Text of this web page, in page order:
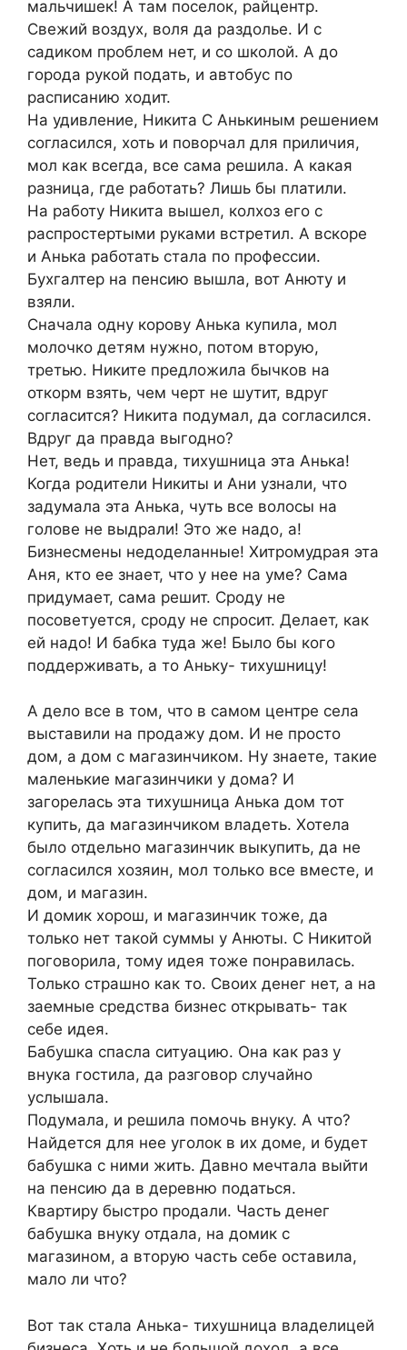
мальчишек! А там поселок, райцентр.
Свежий воздух, воля да раздолье. И с
садиком проблем нет, и со школой. А до
города рукой подать, и автобус по
расписанию ходит.
На удивление, Никита С Анькиным решением
согласился, хоть и поворчал для приличия,
мол как всегда, все сама решила. А какая
разница, где работать? Лишь бы платили.
На работу Никита вышел, колхоз его с
распростертыми руками встретил. А вскоре
и Анька работать стала по профессии.
Бухгалтер на пенсию вышла, вот Анюту и
взяли.
Сначала одну корову Анька купила, мол
молочко детям нужно, потом вторую,
третью. Никите предложила бычков на
откорм взять, чем черт не шутит, вдруг
согласится? Никита подумал, да согласился.
Вдруг да правда выгодно?
Нет, ведь и правда, тихушница эта Анька!
Когда родители Никиты и Ани узнали, что
задумала эта Анька, чуть все волосы на
голове не выдрали! Это же надо, а!
Бизнесмены недоделанные! Хитромудрая эта
Аня, кто ее знает, что у нее на уме? Сама
придумает, сама решит. Сроду не
посоветуется, сроду не спросит. Делает, как
ей надо! И бабка туда же! Было бы кого
поддерживать, а то Аньку- тихушницу!
А дело все в том, что в самом центре села
выставили на продажу дом. И не просто
дом, а дом с магазинчиком. Ну знаете, такие
маленькие магазинчики у дома? И
загорелась эта тихушница Анька дом тот
купить, да магазинчиком владеть. Хотела
было отдельно магазинчик выкупить, да не
согласился хозяин, мол только все вместе, и
дом, и магазин.
И домик хорош, и магазинчик тоже, да
только нет такой суммы у Анюты. С Никитой
поговорила, тому идея тоже понравилась.
Только страшно как то. Своих денег нет, а на
заемные средства бизнес открывать- так
себе идея.
Бабушка спасла ситуацию. Она как раз у
внука гостила, да разговор случайно
услышала.
Подумала, и решила помочь внуку. А что?
Найдется для нее уголок в их доме, и будет
бабушка с ними жить. Давно мечтала выйти
на пенсию да в деревню податься.
Квартиру быстро продали. Часть денег
бабушка внуку отдала, на домик с
магазином, а вторую часть себе оставила,
мало ли что?
Вот так стала Анька- тихушница владелицей